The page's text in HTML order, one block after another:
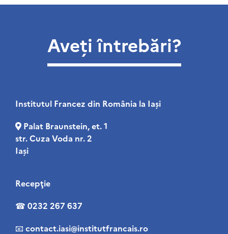
Aveți întrebări?
Institutul Francez din România la Iaşi
Palat Braunstein, et. 1
str. Cuza Voda nr. 2
Iași
Recepţie
☎ 0232 267 637
📧 contact.iasi@institutfrancais.ro